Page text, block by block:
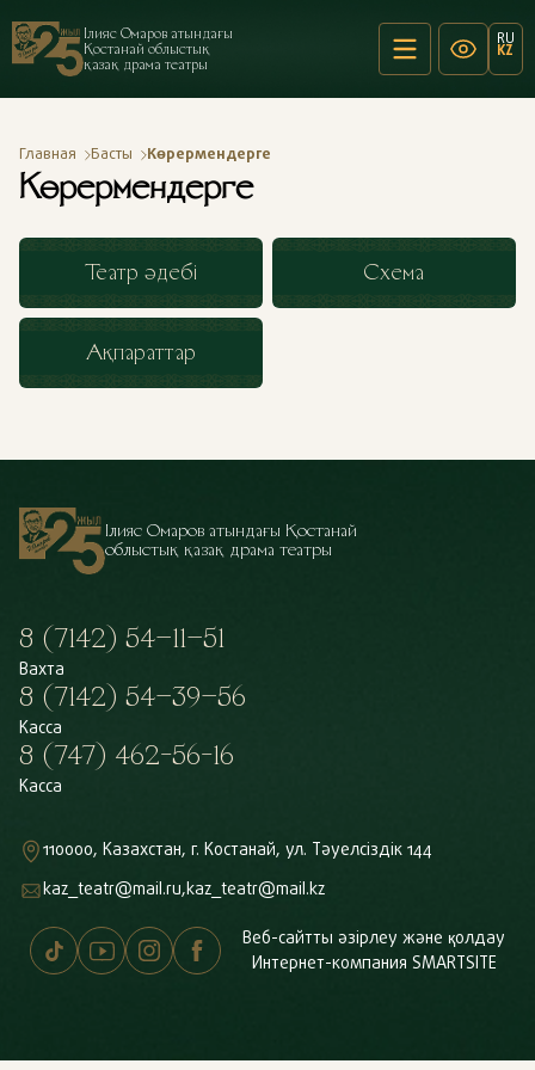
Ілияс Омаров атындағы
Қостанай облыстық
қазақ драма театры
RU
KZ
Главная Басты Көрермендерге
Көрермендерге
Театр әдебі Схема
Ақпараттар
Ілияс Омаров атындағы Қостанай
облыстық қазақ драма театры
8 (7142) 54–11–51
Вахта
8 (7142) 54–39–56
Касса
8 (747) 462-56-16
Касса
110000, Казахстан, г. Костанай, ул. Тәуелсіздік 144
kaz_teatr@mail.ru,kaz_teatr@mail.kz
Веб-сайтты әзірлеу және қолдау
Интернет-компания SMARTSITE